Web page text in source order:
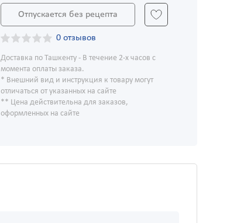
Отпускается без рецепта
0 отзывов
Доставка по Ташкенту - В течение 2-х часов с
момента оплаты заказа.
* Внешний вид и инструкция к товару могут
отличаться от указанных на сайте
** Цена действительна для заказов,
оформленных на сайте